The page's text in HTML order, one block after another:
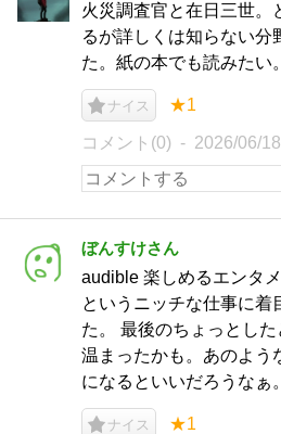
火災調査官と在日三世。
るが詳しくは知らない分
た。紙の本でも読みたい。
ナイス ★1
コメント(0) 2026/06/18
ぼんすけさん
audible 楽しめるエンタ
というニッチな仕事に着
た。 最後のちょっとし
温まったかも。あのよう
になるといいだろうなぁ。
ナイス ★1